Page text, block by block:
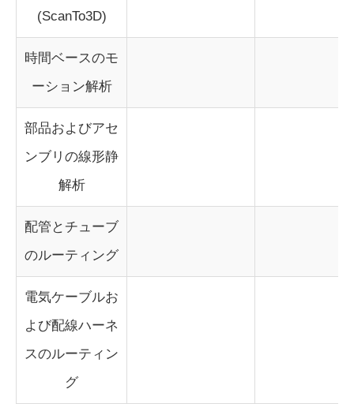
(ScanTo3D)
時間ベースのモ
ーション解析
部品およびアセ
ンブリの線形静
解析
配管とチューブ
のルーティング
電気ケーブルお
よび配線ハーネ
スのルーティン
グ